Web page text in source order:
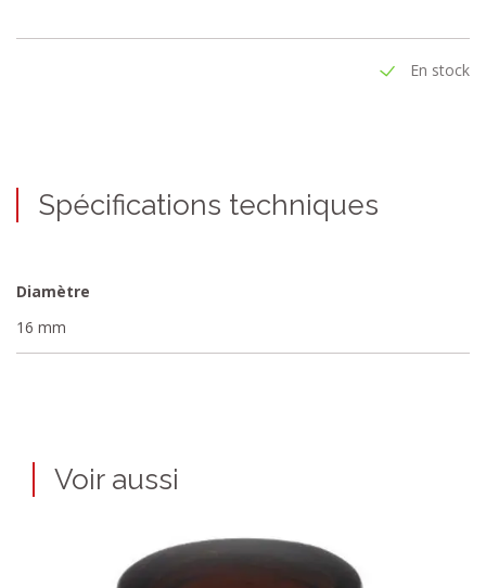
En stock
Spécifications techniques
Diamètre
16 mm
Voir aussi